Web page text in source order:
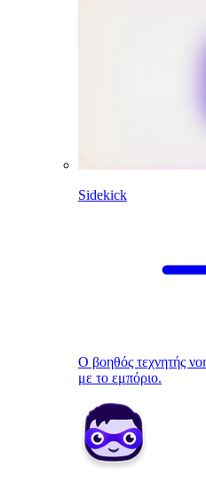
Sidekick
Ο βοηθός τεχνητής
με το εμπόριο.